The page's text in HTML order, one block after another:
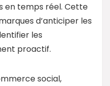
en temps réel. Cette
d’anticiper les
les
proactif.
social,